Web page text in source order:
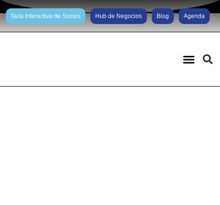
Guía Interactiva de Socios Hub de Negocios Blog Agenda